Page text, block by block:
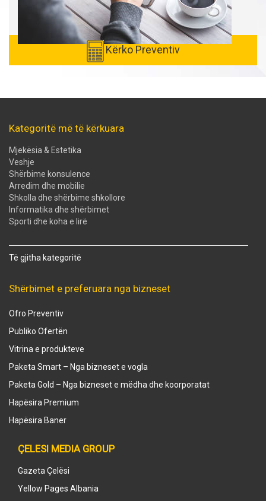
Kërko Preventiv
Kategoritë më të kërkuara
Mjekësia & Estetika
Veshje
Shërbime konsulence
Arredim dhe mobilie
Shkolla dhe shërbime shkollore
Informatika dhe shërbimet
Sporti dhe koha e lirë
Të gjitha kategoritë
Shërbimet e preferuara nga bizneset
Ofro Preventiv
Publiko Ofertën
Vitrina e produkteve
Paketa Smart – Nga bizneset e vogla
Paketa Gold – Nga bizneset e mëdha dhe koorporatat
Hapësira Premium
Hapësira Baner
ÇELESI MEDIA GROUP
Gazeta Çelësi
Yellow Pages Albania